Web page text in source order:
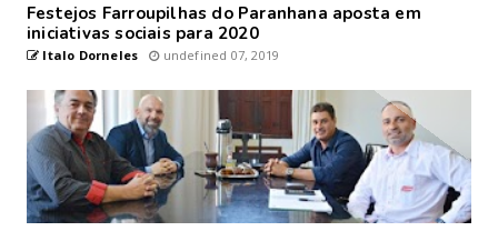
Festejos Farroupilhas do Paranhana aposta em
iniciativas sociais para 2020
Italo Dorneles undefined 07, 2019